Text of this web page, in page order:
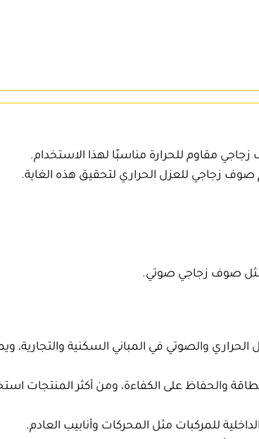
مقاوم للحرارة مناسبًا لهذا الاستخدام.
صوف زجاجي للعزل الحراري لتحقيق هذه الغاية.
صوف زجاجي صوتي.
والصوتي في المباني السكنية والتجارية،
والحفاظ على الكفاءة، ومن أكثر المنتجات
للمركبات مثل المحركات وأنابيب العادم.